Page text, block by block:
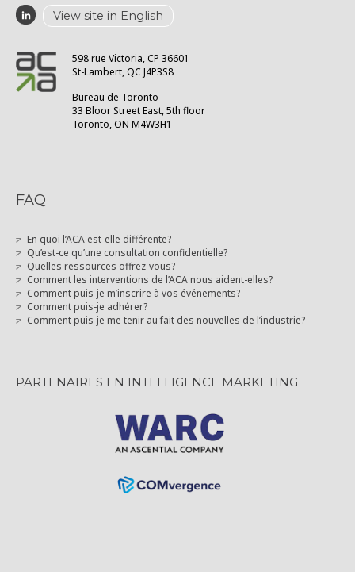
View site in English
598 rue Victoria, CP 36601
St-Lambert, QC J4P3S8
Bureau de Toronto
33 Bloor Street East, 5th floor
Toronto, ON M4W3H1
FAQ
En quoi l’ACA est-elle différente?
Qu’est-ce qu’une consultation confidentielle?
Quelles ressources offrez-vous?
Comment les interventions de l’ACA nous aident-elles?
Comment puis-je m’inscrire à vos événements?
Comment puis-je adhérer?
Comment puis-je me tenir au fait des nouvelles de l’industrie?
PARTENAIRES EN INTELLIGENCE MARKETING